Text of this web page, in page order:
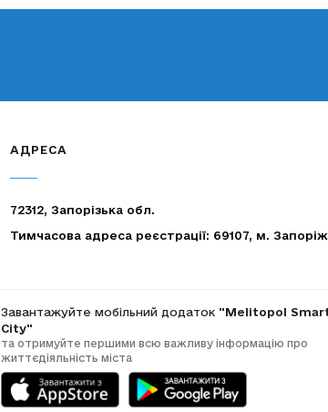
АДРЕСА
72312, Запорізька обл.
Тимчасова адреса реєстрації: 69107, м.
Завантажуйте мобільний додаток "Melitopol
City"
та отримуйте першими всю важливу інформацію про
життєдіяльність міста